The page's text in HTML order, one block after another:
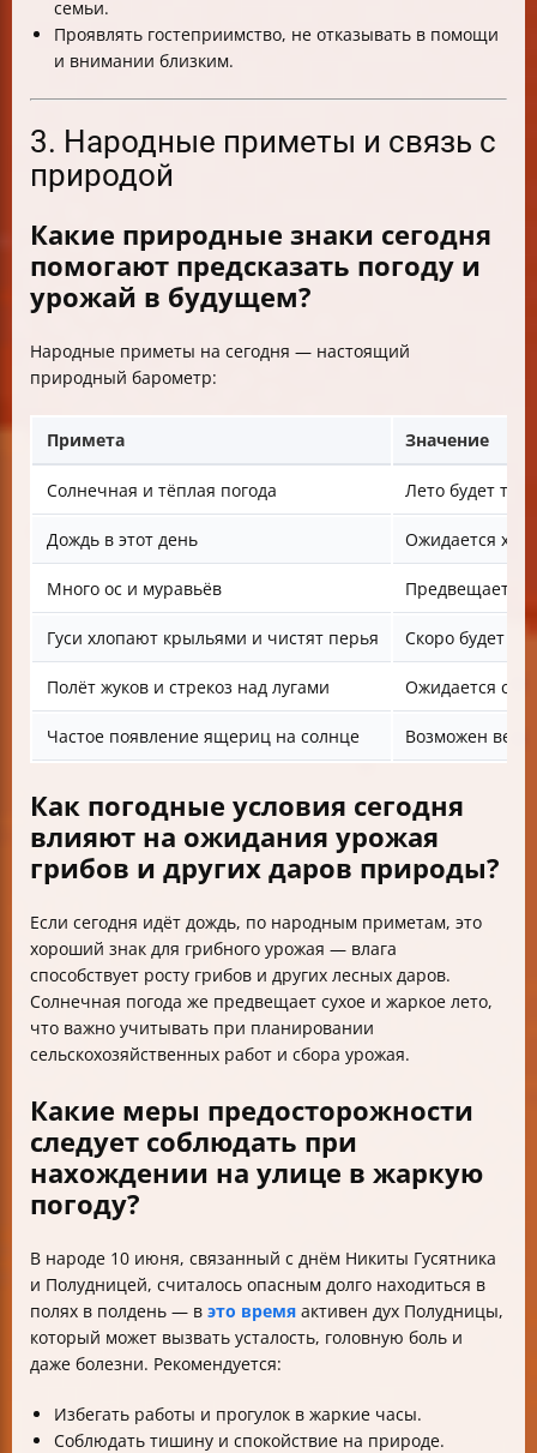
семьи.
Проявлять гостеприимство, не отказывать в помощи
и внимании близким.
3. Народные приметы и связь с
природой
Какие природные знаки сегодня
помогают предсказать погоду и
урожай в будущем?
Народные приметы на сегодня — настоящий
природный барометр:
Примета Значение
Солнечная и тёплая погода Лето будет
Дождь в этот день Ожидается
Много ос и муравьёв Предвещает
Гуси хлопают крыльями и чистят перья Скоро будет
Полёт жуков и стрекоз над лугами Ожидается
Частое появление ящериц на солнце Возможен
Как погодные условия сегодня
влияют на ожидания урожая
грибов и других даров природы?
Если сегодня идёт дождь, по народным приметам, это
хороший знак для грибного урожая — влага
способствует росту грибов и других лесных даров.
Солнечная погода же предвещает сухое и жаркое лето,
что важно учитывать при планировании
сельскохозяйственных работ и сбора урожая.
Какие меры предосторожности
следует соблюдать при
нахождении на улице в жаркую
погоду?
В народе 10 июня, связанный с днём Никиты Гусятника
и Полудницей, считалось опасным долго находиться в
полях в полдень — в это время активен дух Полудницы,
который может вызвать усталость, головную боль и
даже болезни. Рекомендуется:
Избегать работы и прогулок в жаркие часы.
Соблюдать тишину и спокойствие на природе.